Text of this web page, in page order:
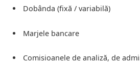
Dobânda (fixă / variabilă)
Marjele bancare
Comisioanele de analiză, de